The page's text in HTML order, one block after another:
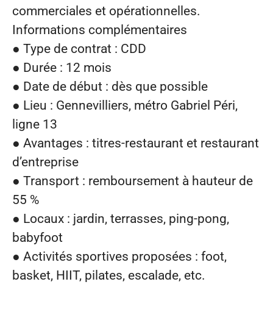
commerciales et opérationnelles.
Informations complémentaires
● Type de contrat : CDD
● Durée : 12 mois
● Date de début : dès que possible
● Lieu : Gennevilliers, métro Gabriel Péri,
ligne 13
● Avantages : titres-restaurant et restaurant
d’entreprise
● Transport : remboursement à hauteur de
55 %
● Locaux : jardin, terrasses, ping-pong,
babyfoot
● Activités sportives proposées : foot,
basket, HIIT, pilates, escalade, etc.